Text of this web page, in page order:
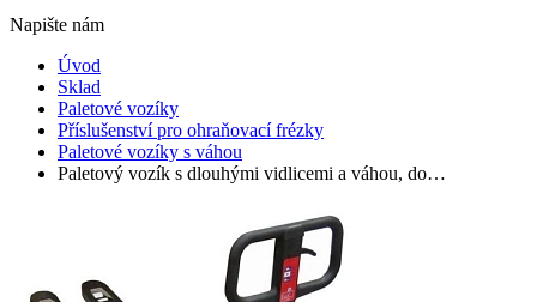
Napište nám
Úvod
Sklad
Paletové vozíky
Příslušenství pro ohraňovací frézky
Paletové vozíky s váhou
Paletový vozík s dlouhými vidlicemi a váhou, do…